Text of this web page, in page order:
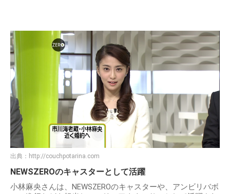
出典： http://couchpotarina.com
NEWSZEROのキャスターとして活躍
小林麻央さんは、NEWSZEROのキャスターや、アンビリバボ